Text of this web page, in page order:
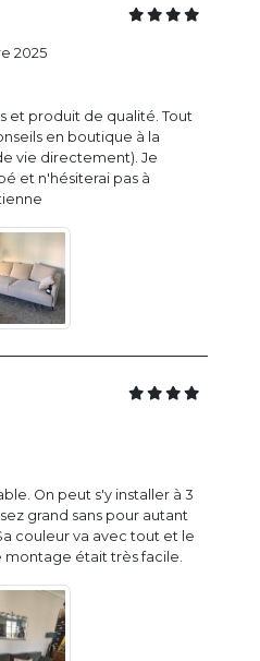
et produit de qualité. Tout
en boutique à la
vie directement). Je
et n'hésiterai pas à
2025
On peut s'y installer à 3
grand sans pour autant
couleur va avec tout et le
montage était très facile.